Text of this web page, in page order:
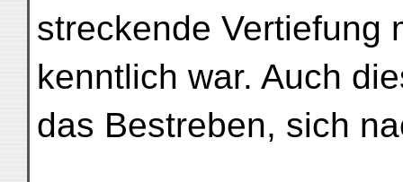
streckende Vertiefung
kenntlich war. Auch
das Bestreben, sich